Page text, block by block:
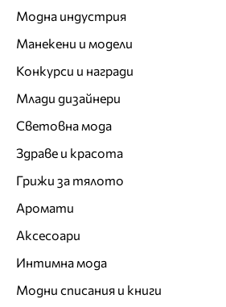
Модна индустрия
Манекени и модели
Конкурси и награди
Млади дизайнери
Световна мода
Здраве и красота
Грижи за тялото
Аромати
Аксесоари
Интимна мода
Модни списания и книги